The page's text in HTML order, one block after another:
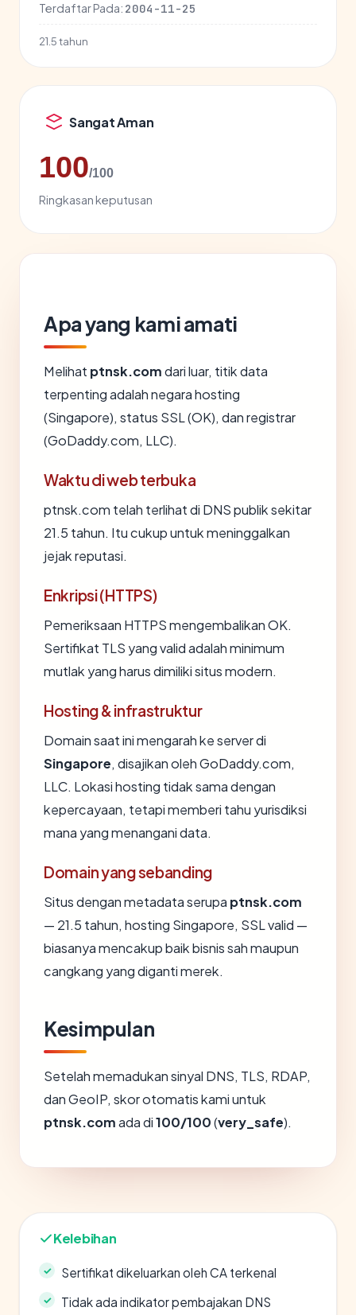
Terdaftar Pada: 2004-11-25
21.5 tahun
Sangat Aman
100/100
Ringkasan keputusan
Apa yang kami amati
Melihat ptnsk.comdari luar, titik data
terpenting adalah negara hosting
(Singapore), status SSL (OK), dan registrar
(GoDaddy.com, LLC).
Waktu di web terbuka
ptnsk.com telah terlihat di DNS publik sekitar
21.5 tahun. Itu cukup untuk meninggalkan
jejak reputasi.
Enkripsi (HTTPS)
Pemeriksaan HTTPS mengembalikan OK.
Sertifikat TLS yang valid adalah minimum
mutlak yang harus dimiliki situs modern.
Hosting & infrastruktur
Domain saat ini mengarah ke server di
Singapore, disajikan oleh GoDaddy.com,
LLC. Lokasi hosting tidak sama dengan
kepercayaan, tetapi memberi tahu yurisdiksi
mana yang menangani data.
Domain yang sebanding
Situs dengan metadata serupa ptnsk.com
— 21.5 tahun, hosting Singapore, SSL valid —
biasanya mencakup baik bisnis sah maupun
cangkang yang diganti merek.
Kesimpulan
Setelah memadukan sinyal DNS, TLS, RDAP,
dan GeoIP, skor otomatis kami untuk
ptnsk.comada di100/100(very_safe).
Kelebihan
Sertifikat dikeluarkan oleh CA terkenal
Tidak ada indikator pembajakan DNS